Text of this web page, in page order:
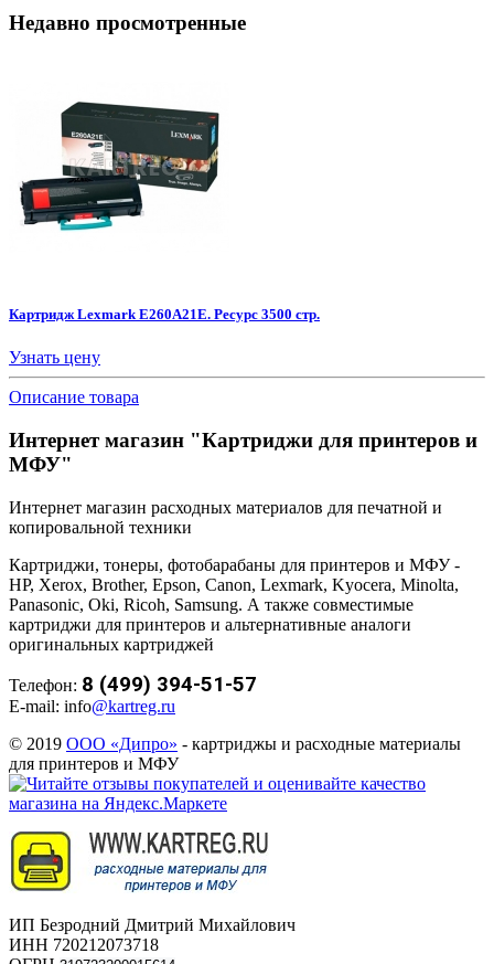
Недавно просмотренные
Картридж Lexmark E260A21E. Ресурс 3500 стр.
Узнать цену
Описание товара
Интернет магазин "Картриджи для принтеров и
МФУ"
Интернет магазин расходных материалов для печатной и
копировальной техники
Картриджи, тонеры, фотобарабаны для принтеров и МФУ -
HP, Xerox, Brother, Epson, Canon, Lexmark, Kyocera, Minolta,
Panasonic, Oki, Ricoh, Samsung. А также совместимые
картриджи для принтеров и альтернативные аналоги
оригинальных картриджей
Телефон: 8 (499) 394-51-57
E-mail: info@kartreg.ru
© 2019 ООО «Дипро» - картриджы и расходные материалы
для принтеров и МФУ
ИП Безродний Дмитрий Михайлович
ИНН 720212073718